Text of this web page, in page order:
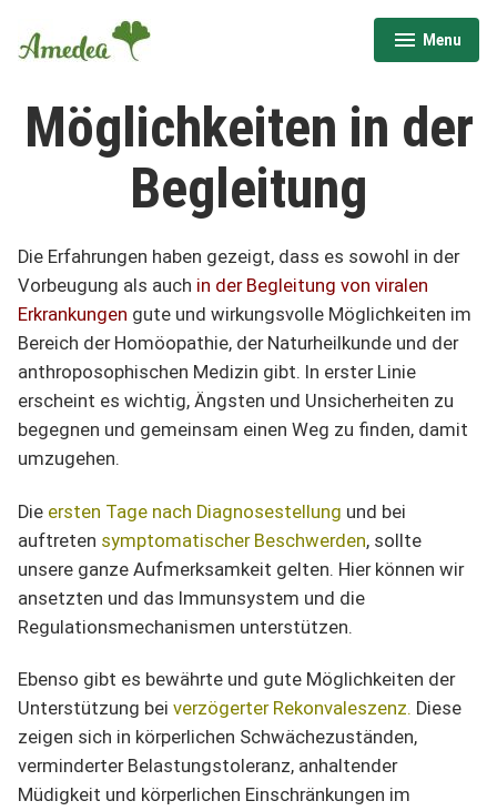
Menu
expanded
collapsed
Möglichkeiten in der
Begleitung
Die Erfahrungen haben gezeigt, dass es sowohl in der
Vorbeugung als auch in der Begleitung von viralen
Erkrankungen gute und wirkungsvolle Möglichkeiten im
Bereich der Homöopathie, der Naturheilkunde und der
anthroposophischen Medizin gibt. In erster Linie
erscheint es wichtig, Ängsten und Unsicherheiten zu
begegnen und gemeinsam einen Weg zu finden, damit
umzugehen.
Die ersten Tage nach Diagnosestellung und bei
auftreten symptomatischer Beschwerden, sollte
unsere ganze Aufmerksamkeit gelten. Hier können wir
ansetzten und das Immunsystem und die
Regulationsmechanismen unterstützen.
Ebenso gibt es bewährte und gute Möglichkeiten der
Unterstützung bei verzögerter Rekonvaleszenz. Diese
zeigen sich in körperlichen Schwächezuständen,
verminderter Belastungstoleranz, anhaltender
Müdigkeit und körperlichen Einschränkungen im